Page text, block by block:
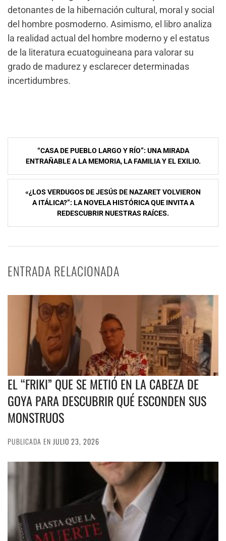
detonantes de la hibernación cultural, moral y social
del hombre posmoderno. Asimismo, el libro analiza
la realidad actual del hombre moderno y el estatus
de la literatura ecuatoguineana para valorar su
grado de madurez y esclarecer determinadas
incertidumbres.
Navegación
entradas
“CASA DE PUEBLO LARGO Y RÍO”: UNA MIRADA
ENTRAÑABLE A LA MEMORIA, LA FAMILIA Y EL EXILIO.
«¿LOS VERDUGOS DE JESÚS DE NAZARET VOLVIERON
A ITÁLICA?”: LA NOVELA HISTÓRICA QUE INVITA A
REDESCUBRIR NUESTRAS RAÍCES.
ENTRADA RELACIONADA
EL “FRIKI” QUE SE METIÓ EN LA CABEZA DE
GOYA PARA DESCUBRIR QUÉ ESCONDEN SUS
MONSTRUOS
PUBLICADA EN JULIO 23, 2026